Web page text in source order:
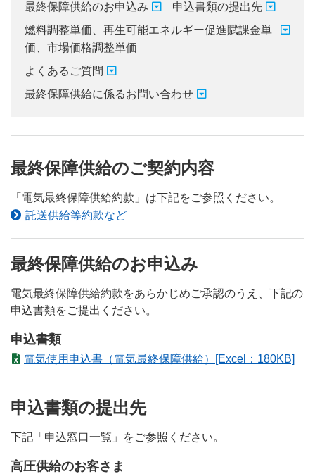
市街地開発事業等における無電柱化について
最終保障供給のお申込み
申込書類の提出先
燃料調整単価、再生可能エネルギー促進賦課金単
価、市場価格調整単価
よくあるご質問
最終保障供給に係るお問い合わせ
最終保障供給のご契約内容
「電気最終保障供給約款」は下記をご参照ください。
託送供給等約款など
最終保障供給のお申込み
電気最終保障供給約款をあらかじめご承認のうえ、下記の
申込書類をご提出ください。
申込書類
電気使用申込書（電気最終保障供給）[Excel：180KB]
申込書類の提出先
下記「申込窓口一覧」をご参照ください。
高圧供給のお客さま